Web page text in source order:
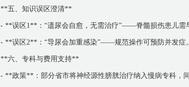
**五、知识误区澄清**
- **误区1**：“遗尿会自愈，无需治疗”——脊髓损伤患儿需
- **误区2**：“导尿会加重感染”——规范操作可预防并发症。
**六、专科与费用支持**
- **政策**：部分省市将神经源性膀胱治疗纳入慢病专科，